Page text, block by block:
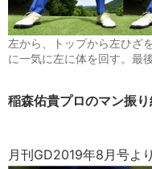
左から、トップから左ひざ
に一気に左に体を回す。最
稲森佑貴プロのマン振り
月刊GD2019年8月号より